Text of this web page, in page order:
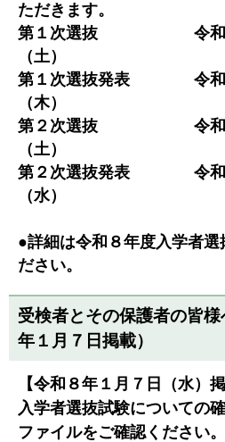
ただきます。
第１次選抜 令和８
（土）
第１次選抜発表 令和８
（木）
第２次選抜 令和８
（土）
第２次選抜発表 令和８
（水）
●詳細は令和８年度入学者選
ださい。
受検者とその保護者の皆
年１月７日掲載）
【令和８年１月７日（水）掲
入学者選抜試験についての
ファイルをご確認ください。